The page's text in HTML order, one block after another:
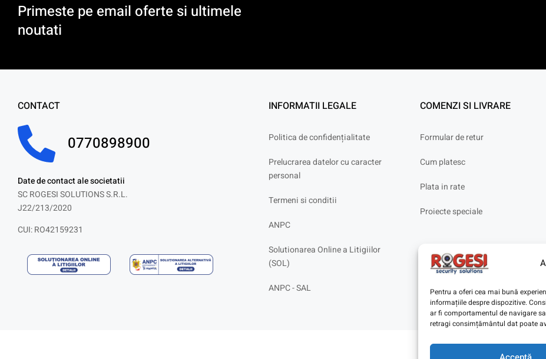
Pentru a oferi cea mai bună
informațiile despre dispozitive.
ar fi comportamentul de navigare
retragi consimțământul dat poate
Primeste pe email oferte si ultimele
noutati
CONTACT
0770898900
Date de contact ale societatii
SC ROGESI SOLUTIONS S.R.L.
J22/213/2020
CUI: RO42159231
INFORMATII LEGALE
Politica de confidențialitate
Prelucrarea datelor cu caracter
personal
Termeni si conditii
ANPC
Solutionarea Online a Litigiilor
(SOL)
ANPC - SAL
COMENZI SI LIVRARE
Formular de retur
Cum platesc
Plata in rate
Proiecte speciale